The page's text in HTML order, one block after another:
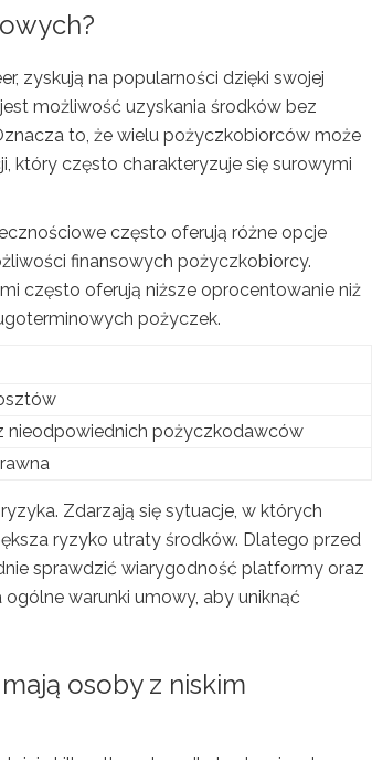
zyskują na popularności dzięki swojej
możliwość uzyskania środków bez
to, że wielu pożyczkobiorców może
który często charakteryzuje się surowymi
często oferują różne opcje
finansowych pożyczkobiorcy.
często oferują niższe oprocentowanie niż
pożyczek.
nieodpowiednich pożyczkodawców
Zdarzają się sytuacje, w których
ryzyko utraty środków. Dlatego przed
sprawdzić wiarygodność platformy oraz
warunki umowy, aby uniknąć
osoby z niskim